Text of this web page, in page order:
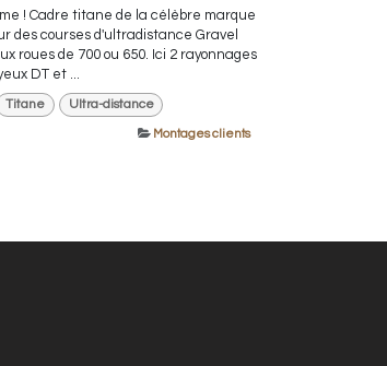
! Cadre titane de la célèbre marque
des courses d'ultradistance Gravel
roues de 700 ou 650. Ici 2 rayonnages
DT et ...
Titane Ultra-distance
Montages clients